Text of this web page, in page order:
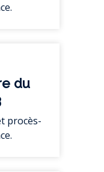
du
procès-